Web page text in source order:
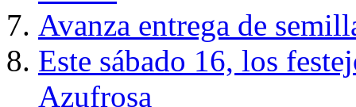
Avanza entrega de
Este sábado 16, los
Azufrosa